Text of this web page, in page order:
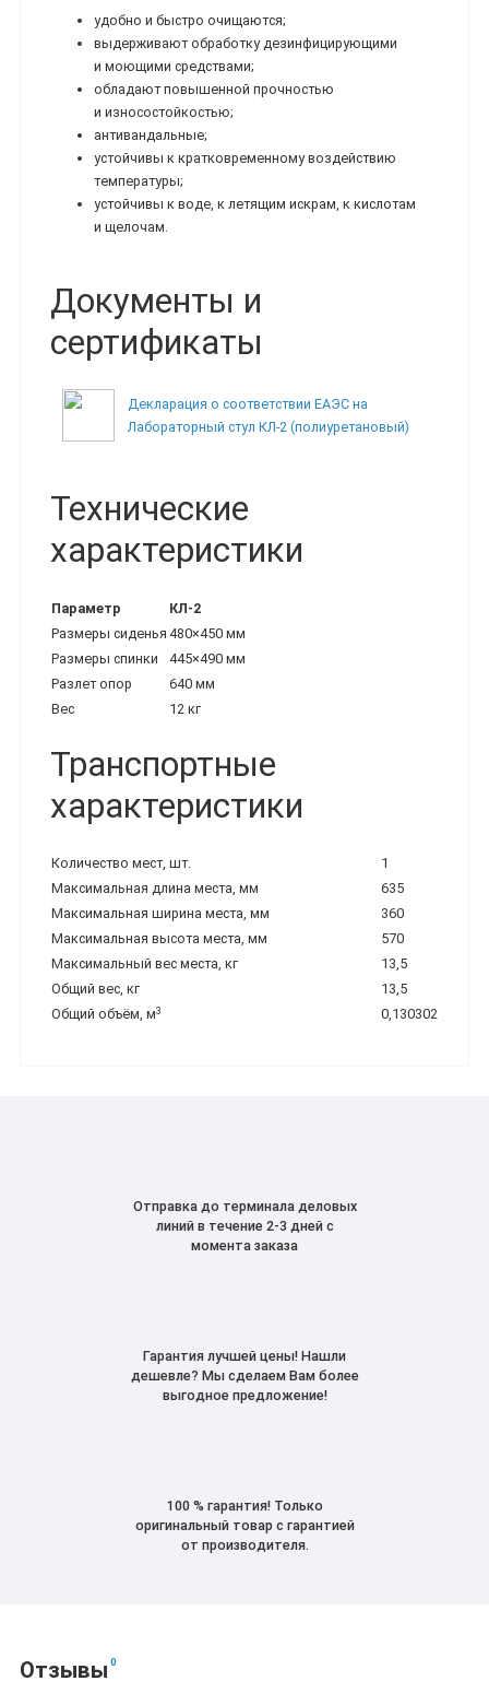
удобно и быстро очищаются;
выдерживают обработку дезинфицирующими
и моющими средствами;
обладают повышенной прочностью
и износостойкостью;
антивандальные;
устойчивы к кратковременному воздействию
температуры;
устойчивы к воде, к летящим искрам, к кислотам
и щелочам.
Документы и
сертификаты
Декларация о соответствии ЕАЭС на
Лабораторный стул КЛ-2 (полиуретановый)
Технические
характеристики
Параметр
КЛ-2
Размеры сиденья 480×450 мм
Размеры спинки
445×490 мм
Разлет опор
640 мм
Вес
12 кг
Транспортные
характеристики
Количество мест, шт.
1
Максимальная длина места, мм
635
Максимальная ширина места, мм
360
Максимальная высота места, мм
570
Максимальный вес места, кг
13,5
Общий вес, кг
13,5
Общий объём, м3 0,130302
Отправка до терминала деловых
линий в течение 2-3 дней с
момента заказа
Гарантия лучшей цены! Нашли
дешевле? Мы сделаем Вам более
выгодное предложение!
100 % гарантия! Только
оригинальный товар с гарантией
от производителя.
Отзывы 0